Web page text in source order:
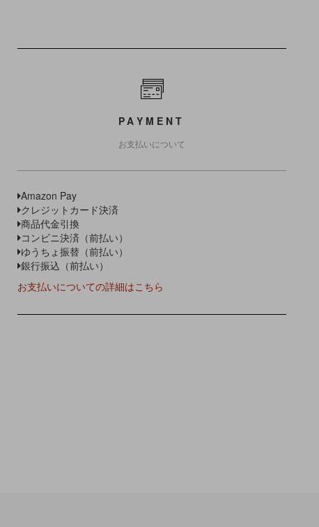
PAYMENT
お支払いについて
Amazon Pay
クレジットカード決済
商品代金引換
コンビニ決済（前払い）
ゆうちょ振替（前払い）
銀行振込（前払い）
お支払いについての詳細はこちら